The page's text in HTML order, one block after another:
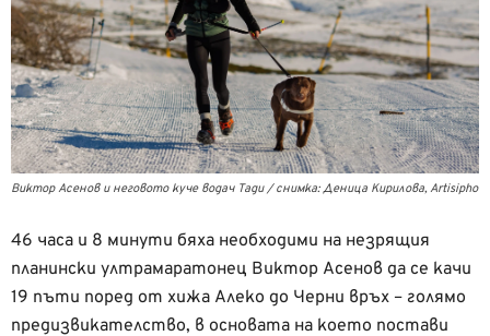
Виктор Асенов и неговото куче водач Тади / снимка: Деница Кирилова, Artisipho
46 часа и 8 минути бяха необходими на незрящия
планински ултрамаратонец Виктор Асенов да се качи
19 пъти поред от хижа Алеко до Черни връх – голямо
предизвикателство, в основата на което постави